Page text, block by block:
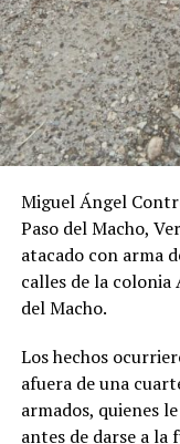
Miguel Ángel
Paso del Macho,
atacado con arma
calles de la
del Macho.
Los hechos
afuera de una
armados, quienes
antes de darse a la